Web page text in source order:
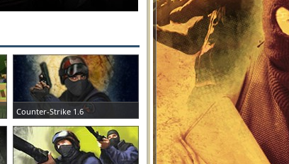
Counter-Strike 1.6
ЗАКАЗАТЬ СЕРВЕР